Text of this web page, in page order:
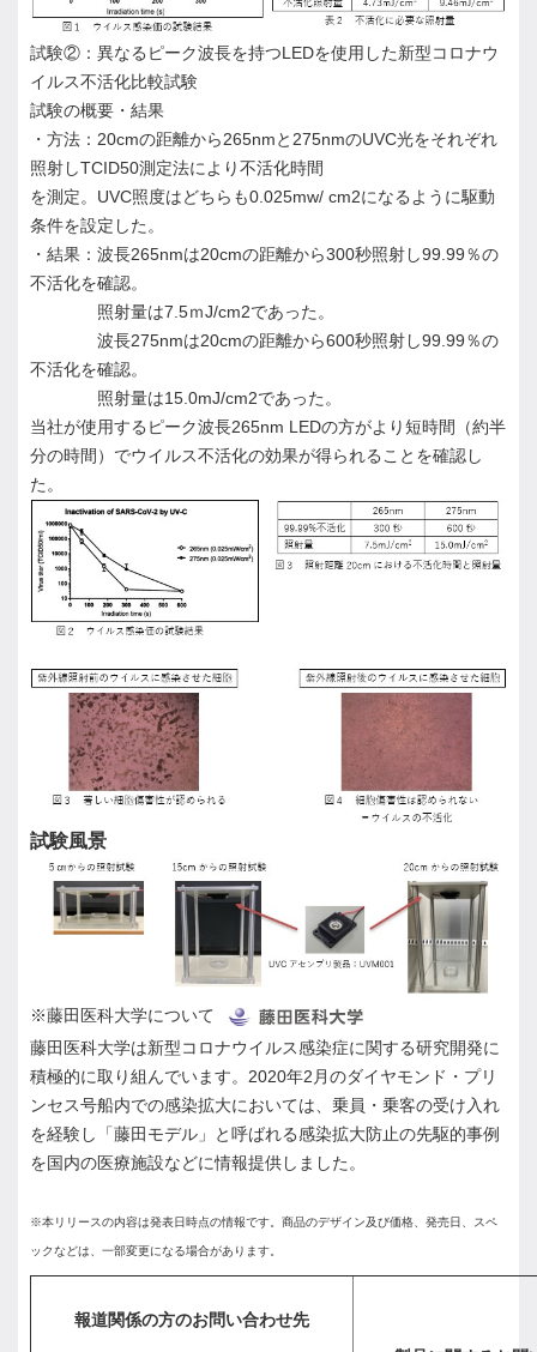
試験②：異なるピーク波長を持つLEDを使用した新型コロナウ
イルス不活化比較試験
試験の概要・結果
・方法：20cmの距離から265nmと275nmのUVC光をそれぞれ
照射しTCID50測定法により不活化時間
を測定。UVC照度はどちらも0.025mw/ cm2になるように駆動
条件を設定した。
・結果：波長265nmは20cmの距離から300秒照射し99.99％の
不活化を確認。
照射量は7.5ｍJ/cm2であった。
波長275nmは20cmの距離から600秒照射し99.99％の
不活化を確認。
照射量は15.0mJ/cm2であった。
当社が使用するピーク波長265nm LEDの方がより短時間（約半
分の時間）でウイルス不活化の効果が得られることを確認し
た。
試験風景
※藤田医科大学について
藤田医科大学は新型コロナウイルス感染症に関する研究開発に
積極的に取り組んでいます。2020年2月のダイヤモンド・プリ
ンセス号船内での感染拡大においては、乗員・乗客の受け入れ
を経験し「藤田モデル」と呼ばれる感染拡大防止の先駆的事例
を国内の医療施設などに情報提供しました。
※本リリースの内容は発表日時点の情報です。商品のデザイン及び価格、発売日、スペ
ックなどは、一部変更になる場合があります。
報道関係の方のお問い合わせ先